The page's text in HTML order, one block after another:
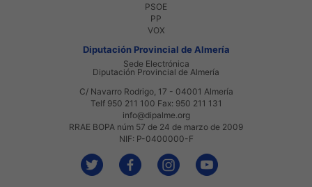
PSOE
PP
VOX
Diputación Provincial de Almería
Sede Electrónica
Diputación Provincial de Almería
C/ Navarro Rodrigo, 17 - 04001 Almería
Telf 950 211 100 Fax: 950 211 131
info@dipalme.org
RRAE BOPA núm 57 de 24 de marzo de 2009
NIF: P-0400000-F